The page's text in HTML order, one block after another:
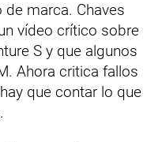
marca. Chaves
vídeo crítico sobre
S y que algunos
Ahora critica fallos
que contar lo que